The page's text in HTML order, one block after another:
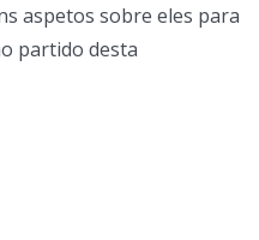
aspetos sobre eles para
partido desta